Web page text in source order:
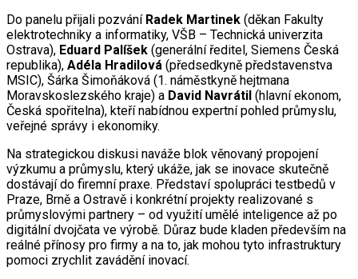
Do panelu přijali pozvání Radek Martinek (děkan Fakulty
elektrotechniky a informatiky, VŠB – Technická univerzita
Ostrava), Eduard Palíšek (generální ředitel, Siemens Česká
republika), Adéla Hradilová (předsedkyně představenstva
MSIC), Šárka Šimoňáková (1. náměstkyně hejtmana
Moravskoslezského kraje) a David Navrátil (hlavní ekonom,
Česká spořitelna), kteří nabídnou expertní pohled průmyslu,
veřejné správy i ekonomiky.
Na strategickou diskusi naváže blok věnovaný propojení
výzkumu a průmyslu, který ukáže, jak se inovace skutečně
dostávají do firemní praxe. Představí spolupráci testbedů v
Praze, Brně a Ostravě i konkrétní projekty realizované s
průmyslovými partnery – od využití umělé inteligence až po
digitální dvojčata ve výrobě. Důraz bude kladen především na
reálné přínosy pro firmy a na to, jak mohou tyto infrastruktury
pomoci zrychlit zavádění inovací.